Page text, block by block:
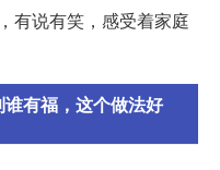
有说有笑，感受着家庭
有福，这个做法好